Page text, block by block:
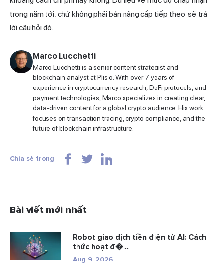
trong năm tới, chứ không phải bản nâng cấp tiếp theo, sẽ trả
lời câu hỏi đó.
Marco Lucchetti
Marco Lucchetti is a senior content strategist and
blockchain analyst at Plisio. With over 7 years of
experience in cryptocurrency research, DeFi protocols, and
payment technologies, Marco specializes in creating clear,
data-driven content for a global crypto audience. His work
focuses on transaction tracing, crypto compliance, and the
future of blockchain infrastructure.
Chia sẻ trong
Bài viết mới nhất
Robot giao dịch tiền điện tử AI: Cách
thức hoạt đ�...
Aug 9, 2026